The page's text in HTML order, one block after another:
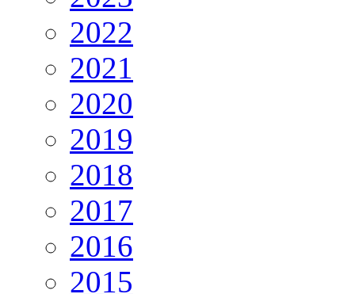
2022
2021
2020
2019
2018
2017
2016
2015